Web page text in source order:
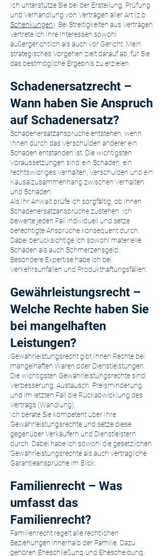
Ich unterstütze Sie bei der Erstellung, Prüfung
und Verhandlung von Verträgen aller Art (z.b.
Schenkungen). Bei Streitigkeiten aus Verträgen
vertrete ich Ihre Interessen sowohl
außergerichtlich als auch vor Gericht. Mein
strategisches Vorgehen zielt darauf ab, für Sie
das bestmögliche Ergebnis zu erzielen.
Schadenersatzrecht –
Wann haben Sie Anspruch
auf Schadenersatz?
Schadenersatzansprüche entstehen, wenn
Ihnen durch das Verschulden anderer ein
Schaden entstanden ist. Die wichtigsten
Voraussetzungen sind: ein Schaden, ein
rechtswidriges Verhalten, Verschulden und ein
Kausalzusammenhang zwischen Verhalten
und Schaden.
Als Ihr Anwalt prüfe ich sorgfältig, ob Ihnen
Schadenersatzansprüche zustehen. Ich
bewerte jeden Fall individuell und setze
berechtigte Ansprüche konsequent durch.
Dabei berücksichtige ich sowohl materielle
Schäden als auch Schmerzensgeld.
Besondere Expertise habe ich bei
Verkehrsunfällen und Produkthaftungsfällen.
Gewährleistungsrecht –
Welche Rechte haben Sie
bei mangelhaften
Leistungen?
Gewährleistungsrecht gibt Ihnen Rechte bei
mangelhaften Waren oder Dienstleistungen.
Die wichtigsten Gewährleistungsrechte sind:
Verbesserung, Austausch, Preisminderung
und im letzten Fall die Rückabwicklung des
Vertrags (Wandlung).
Ich berate Sie kompetent über Ihre
Gewährleistungsrechte und setze diese
gegenüber Verkäufern und Dienstleistern
durch. Dabei habe ich sowohl die gesetzlichen
Gewährleistungsrechte als auch vertragliche
Garantieansprüche im Blick.
Familienrecht – Was
umfasst das
Familienrecht?
Familienrecht regelt alle rechtlichen
Beziehungen innerhalb der Familie. Dazu
gehören Eheschließung und Ehescheidung,